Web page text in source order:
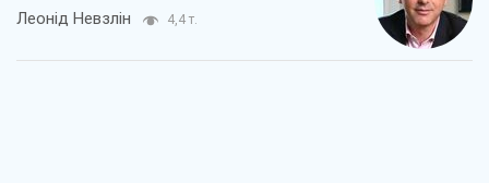
Леонід Невзлін 4,4 т.